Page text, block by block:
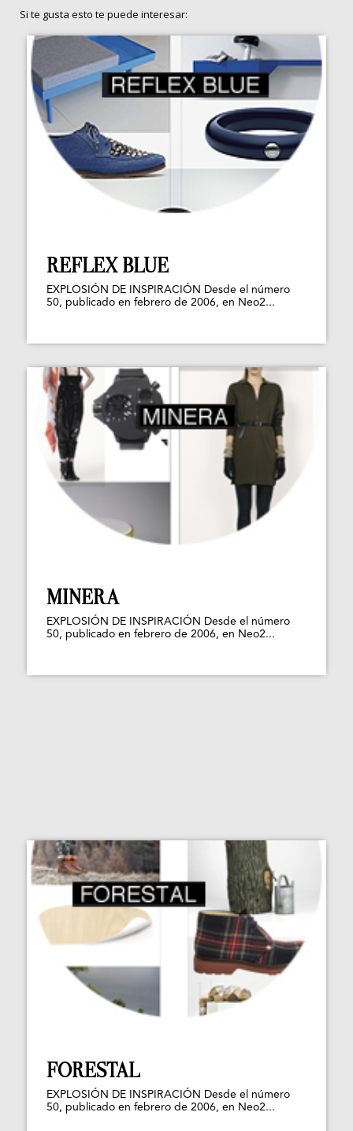
Si te gusta esto te puede interesar:
REFLEX BLUE
EXPLOSIÓN DE INSPIRACIÓN Desde el número
50, publicado en febrero de 2006, en Neo2...
MINERA
EXPLOSIÓN DE INSPIRACIÓN Desde el número
50, publicado en febrero de 2006, en Neo2...
FORESTAL
EXPLOSIÓN DE INSPIRACIÓN Desde el número
50, publicado en febrero de 2006, en Neo2...